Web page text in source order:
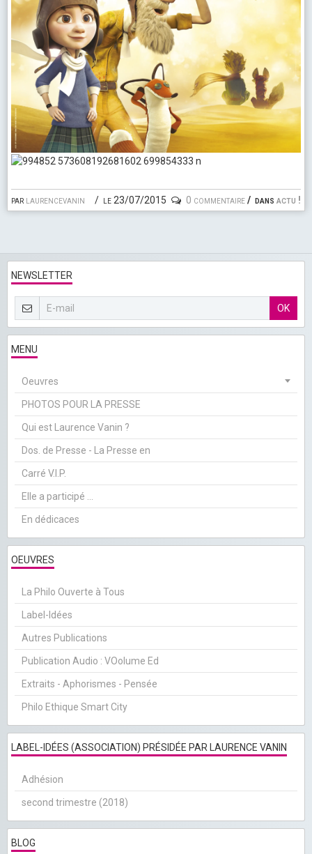
par laurencevanin le 23/07/2015 dans actu !
0 commentaire
NEWSLETTER
OK
MENU
Oeuvres
PHOTOS POUR LA PRESSE
Qui est Laurence Vanin ?
Dos. de Presse - La Presse en
Carré V.I.P.
Elle a participé ...
En dédicaces
OEUVRES
La Philo Ouverte à Tous
Label-Idées
Autres Publications
Publication Audio : VOolume Ed
Extraits - Aphorismes - Pensée
Philo Ethique Smart City
LABEL-IDÉES (ASSOCIATION) PRÉSIDÉE PAR LAURENCE VANIN
Adhésion
second trimestre (2018)
BLOG